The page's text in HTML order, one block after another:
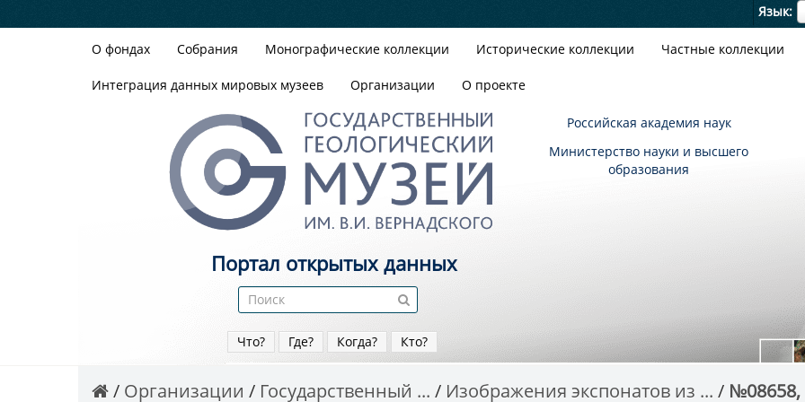
Язык
О фондах Собрания Монографические коллекции Исторические коллекции Частные коллекции
Интеграция данных мировых музеев Организации О проекте
Российская академия наук
Министерство науки и высшего
образования
Портал открытых данных
Что? Где? Когда? Кто?
Организации Государственный ... Изображения экспонатов из ... №08658,